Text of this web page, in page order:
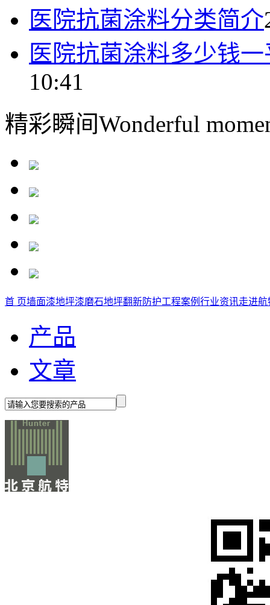
医院抗菌涂料分类简介
医院抗菌涂料多少钱
10:41
精彩瞬间Wonderful
首 页墙面漆地坪漆磨石地坪翻新防护工程案例 行业资讯走进航
产品
文章